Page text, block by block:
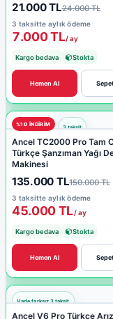
21.000 TL24.000 TL
3 taksitte aylık ödeme
7.000 TL/ ay
Kargo bedava Stokta
Hemen Al
%10 INDIRIM
Ancel TC2000 Pro Tam
Türkçe Şanzıman Yağı
Makinesi
135.000 TL150.000 TL
3 taksitte aylık ödeme
45.000 TL/ ay
Kargo bedava Stokta
Hemen Al
Ancel V6 Pro Türkçe